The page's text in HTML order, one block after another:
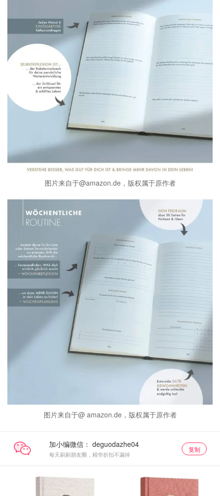
图片来自于@amazon.de，版权属于原作者
图片来自于@ amazon.de，版权属于原作者
加小编微信：
每天刷刷朋友圈，精华折扣不漏掉
复制